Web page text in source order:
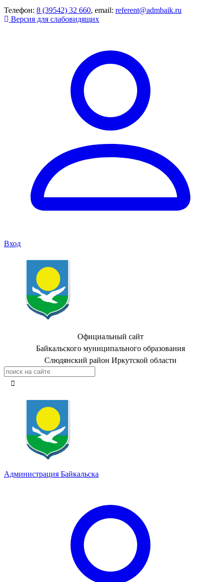
Телефон: 8 (39542) 32 660, email: referent@admbaik.ru
Версия для слабовидящих
Вход
Официальный сайт
Байкальского муниципального образования
Слюдянский район Иркутской области
Администрация Байкальска